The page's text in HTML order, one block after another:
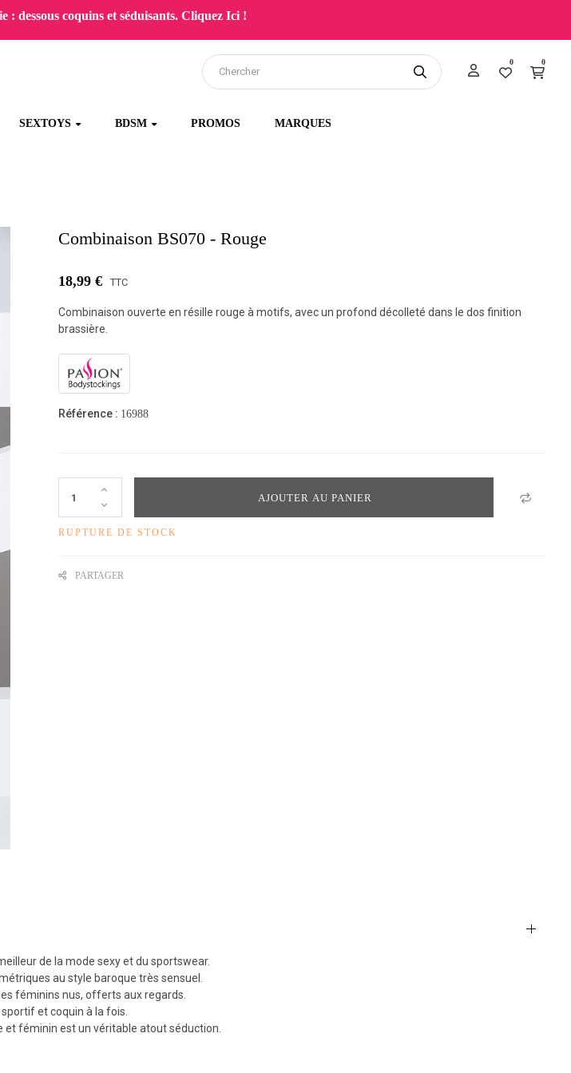
dessous coquins et séduisants. Cliquez Ici !
0 0
SEXTOYS BDSM PROMOS MARQUES
Combinaison BS070 - Rouge
18,99 € TTC
Combinaison ouverte en résille rouge à motifs, avec un profond décolleté dans le dos finition
brassière.
Référence : 16988
AJOUTER AU PANIER
RUPTURE DE STOCK
PARTAGER
de la mode sexy et du sportswear.
au style baroque très sensuel.
féminins nus, offerts aux regards.
et coquin à la fois.
féminin est un véritable atout séduction.